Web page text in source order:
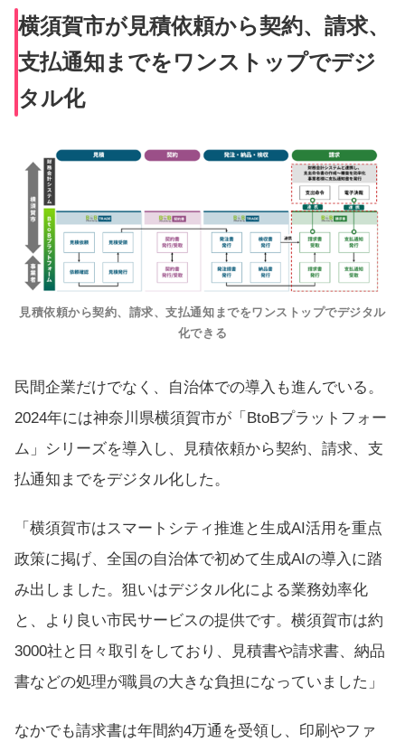
横須賀市が見積依頼から契約、請求、
支払通知までをワンストップでデジ
タル化
見積依頼から契約、請求、支払通知までをワンストップでデジタル
化できる
民間企業だけでなく、自治体での導入も進んでいる。
2024年には神奈川県横須賀市が「BtoBプラットフォー
ム」シリーズを導入し、見積依頼から契約、請求、支
払通知までをデジタル化した。
「横須賀市はスマートシティ推進と生成AI活用を重点
政策に掲げ、全国の自治体で初めて生成AIの導入に踏
み出しました。狙いはデジタル化による業務効率化
と、より良い市民サービスの提供です。横須賀市は約
3000社と日々取引をしており、見積書や請求書、納品
書などの処理が職員の大きな負担になっていました」
なかでも請求書は年間約4万通を受領し、印刷やファ